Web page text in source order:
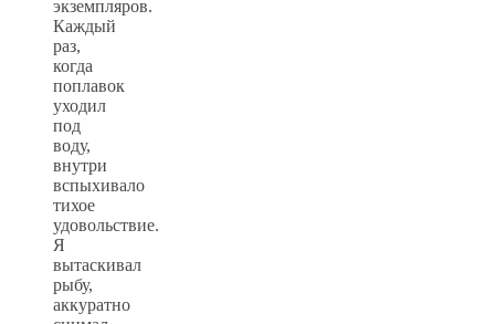
экземпляров.
Каждый
раз,
когда
поплавок
уходил
под
воду,
внутри
вспыхивало
тихое
удовольствие.
Я
вытаскивал
рыбу,
аккуратно